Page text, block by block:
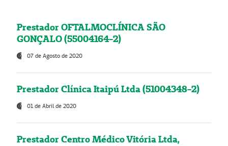
Prestador OFTALMOCLÍNICA SÃO
GONÇALO (55004164-2)
07 de Agosto de 2020
Prestador Clínica Itaipú Ltda (51004348-2)
01 de Abril de 2020
Prestador Centro Médico Vitória Ltda,